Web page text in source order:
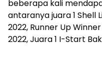
beberapa kali
antaranya juara 1 Shell
2022, Runner Up
2022, Juara 1 I-Start